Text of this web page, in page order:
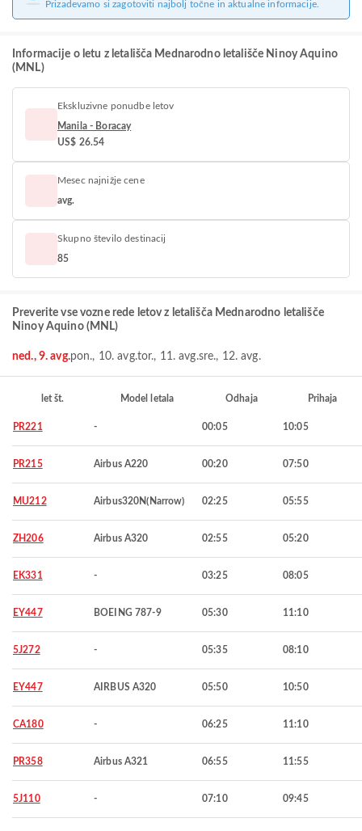
Prizadevamo si zagotoviti najbolj točne in aktualne informacije.
Informacije o letu z letališča Mednarodno letališče Ninoy Aquino
(MNL)
Ekskluzivne ponudbe letov
Manila - Boracay
US$ 26.54
Mesec najnižje cene
avg.
Skupno število destinacij
85
Preverite vse vozne rede letov z letališča Mednarodno letališče
Ninoy Aquino (MNL)
ned., 9. avg.pon., 10. avg.tor., 11. avg.sre., 12. avg.
let št. Model letala Odhaja Prihaja
PR221 - 00:05 10:05
PR215 Airbus A220 00:20 07:50
MU212 Airbus320N(Narrow) 02:25 05:55
ZH206 Airbus A320 02:55 05:20
EK331 - 03:25 08:05
EY447 BOEING 787-9 05:30 11:10
5J272 - 05:35 08:10
EY447 AIRBUS A320 05:50 10:50
CA180 - 06:25 11:10
PR358 Airbus A321 06:55 11:55
5J110 - 07:10 09:45